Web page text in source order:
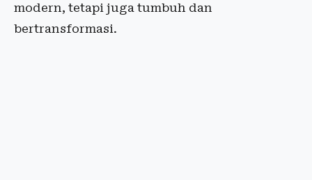
modern, tetapi juga tumbuh dan
bertransformasi.